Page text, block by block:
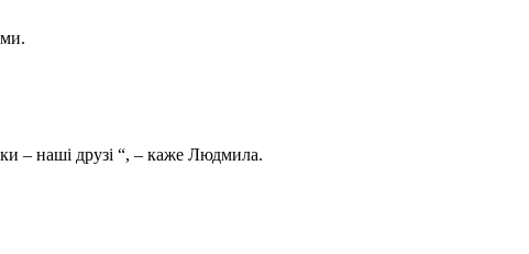
– наші друзі “, – каже Людмила.